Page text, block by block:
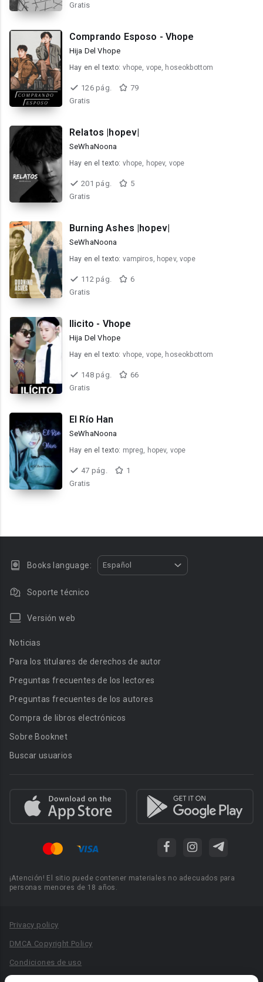
Gratis
Comprando Esposo - Vhope
Hija Del Vhope
Hay en el texto: vhope, vope, hoseokbottom
126 pág.
79
Gratis
Relatos |hopev|
SeWhaNoona
Hay en el texto: vhope, hopev, vope
201 pág.
5
Gratis
Burning Ashes |hopev|
SeWhaNoona
Hay en el texto: vampiros, hopev, vope
112 pág.
6
Gratis
Ilicito - Vhope
Hija Del Vhope
Hay en el texto: vhope, vope, hoseokbottom
148 pág.
66
Gratis
El Río Han
SeWhaNoona
Hay en el texto: mpreg, hopev, vope
47 pág.
1
Gratis
Books language: Español
Soporte técnico
Versión web
Noticias
Para los titulares de derechos de autor
Preguntas frecuentes de los lectores
Preguntas frecuentes de los autores
Compra de libros electrónicos
Sobre Booknet
Buscar usuarios
¡Atención! El sitio puede contener materiales no adecuados para
personas menores de 18 años.
Privacy policy
DMCA Copyright Policy
Condiciones de uso